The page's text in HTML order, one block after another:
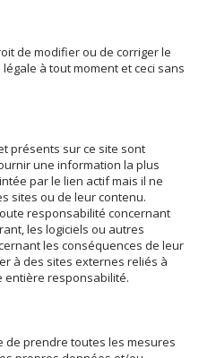
de modifier ou de corriger le
à tout moment et ceci sans
présents sur ce site sont
une information la plus
par le lien actif mais il ne
sites ou de leur contenu.
responsabilité concernant
les logiciels ou autres
les conséquences de leur
à des sites externes reliés à
entière responsabilité.
de prendre toutes les mesures